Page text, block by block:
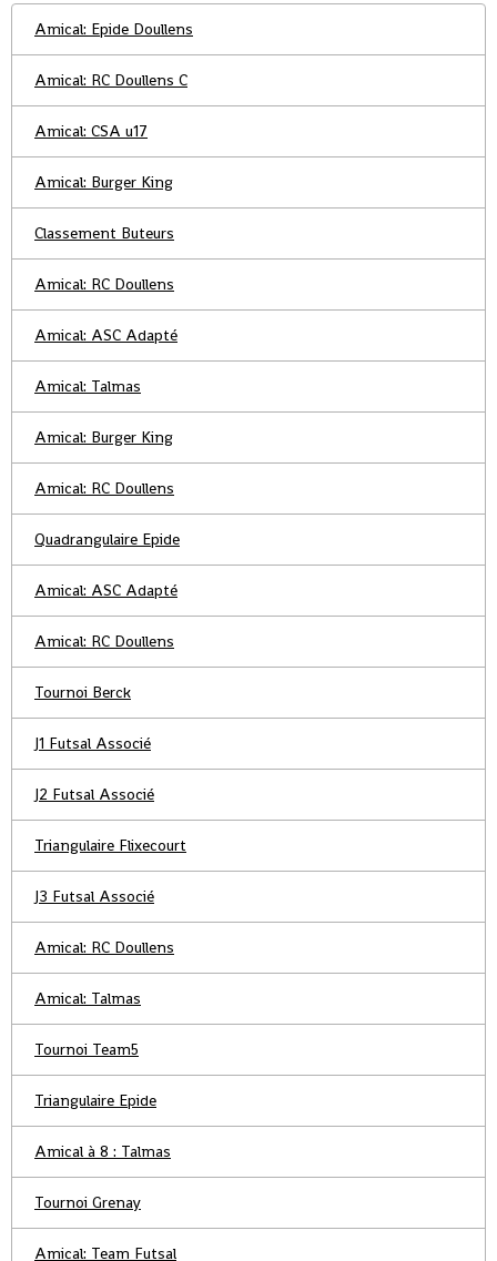
Amical: Epide Doullens
Amical: RC Doullens C
Amical: CSA u17
Amical: Burger King
Classement Buteurs
Amical: RC Doullens
Amical: ASC Adapté
Amical: Talmas
Amical: Burger King
Amical: RC Doullens
Quadrangulaire Epide
Amical: ASC Adapté
Amical: RC Doullens
Tournoi Berck
J1 Futsal Associé
J2 Futsal Associé
Triangulaire Flixecourt
J3 Futsal Associé
Amical: RC Doullens
Amical: Talmas
Tournoi Team5
Triangulaire Epide
Amical à 8 : Talmas
Tournoi Grenay
Amical: Team Futsal